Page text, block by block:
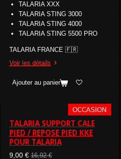
TALARIA XXX
TALARIA STING 3000
TALARIA STING 4000
TALARIA STING 5500 PRO
TALARIA FRANCE 🇫🇷
Voir les détails
Ajouter au panier
OCCASION
TALARIA SUPPORT CALE
PIED / REPOSE PIED KKE
POUR TALARIA
9,00 € 16,92 €